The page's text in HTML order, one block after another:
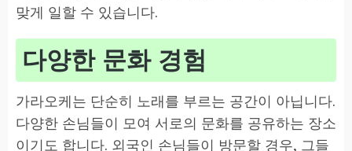
맞게 일할 수 있습니다.
다양한 문화 경험
가라오케는 단순히 노래를 부르는 공간이 아닙니다.
다양한 손님들이 모여 서로의 문화를 공유하는 장소
이기도 합니다. 외국인 손님들이 방문할 경우, 그들